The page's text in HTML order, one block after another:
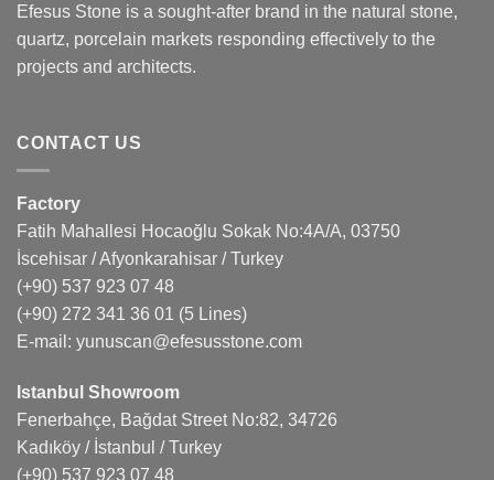
Efesus Stone is a sought-after brand in the natural stone,
quartz, porcelain markets responding effectively to the
projects and architects.
CONTACT US
Factory
Fatih Mahallesi Hocaoğlu Sokak No:4A/A, 03750
İscehisar / Afyonkarahisar / Turkey
(+90) 537 923 07 48
(+90) 272 341 36 01 (5 Lines)
E-mail: yunuscan@efesusstone.com
Istanbul Showroom
Fenerbahçe, Bağdat Street No:82, 34726
Kadıköy / İstanbul / Turkey
(+90) 537 923 07 48